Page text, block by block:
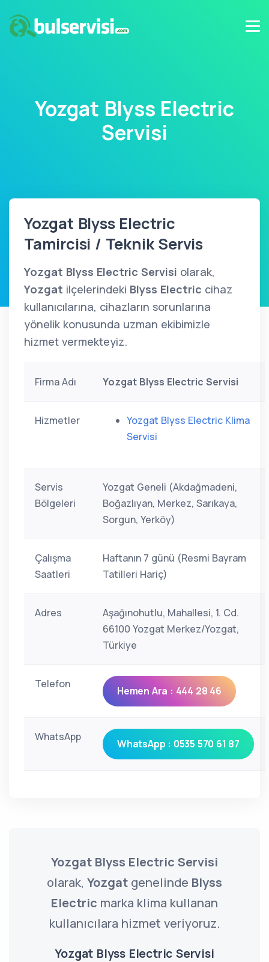
Yozgat Blyss Electric
Servisi
Yozgat Blyss Electric
Tamircisi / Teknik Servis
Yozgat Blyss Electric Servisi olarak,
Yozgat ilçelerindeki Blyss Electric cihaz
kullanıcılarına, cihazların sorunlarına
yönelik konusunda uzman ekibimizle
hizmet vermekteyiz.
Firma Adı Yozgat Blyss Electric Servisi
Hizmetler
Yozgat Blyss Electric Klima
Servisi
Servis
Bölgeleri
Yozgat Geneli (Akdağmadeni,
Boğazlıyan, Merkez, Sarıkaya,
Sorgun, Yerköy)
Çalışma
Saatleri
Haftanın 7 günü (Resmi Bayram
Tatilleri Hariç)
Adres
Aşağınohutlu, Mahallesi, 1. Cd.
66100 Yozgat Merkez/Yozgat,
Türkiye
Telefon
Hemen Ara : 444 28 46
WhatsApp
WhatsApp : 0535 570 61 87
Yozgat Blyss Electric Servisi
olarak, Yozgat genelinde Blyss
Electric marka klima kullanan
kullanıcılara hizmet veriyoruz.
Yozgat Blyss Electric Servisi